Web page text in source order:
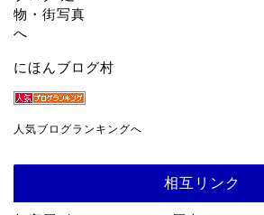
にほんブログ村
人気ブログランキングへ
相互リンク